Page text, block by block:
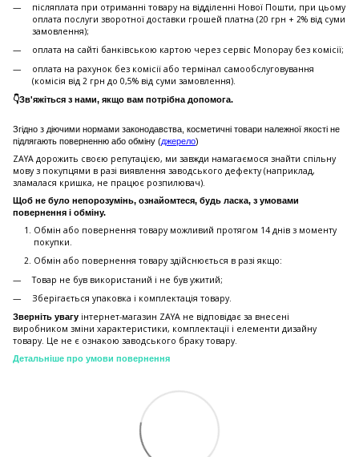
післяплата при отриманні товару на відділенні Нової Пошти, при цьому
оплата послуги зворотної доставки грошей платна (20 грн + 2% від суми
замовлення);
оплата на сайті банківською картою через сервіс Monopay без комісії;
оплата на рахунок без комісії або термінал самообслуговування
(комісія від 2 грн до 0,5% від суми замовлення).
👇Зв'яжіться з нами, якщо вам потрібна допомога.
Згідно з діючими нормами законодавства, косметичні товари належної якості не
підлягають поверненню або обміну (джерело)
ZAYA дорожить своєю репутацією, ми завжди намагаємося знайти спільну
мову з покупцями в разі виявлення заводського дефекту (наприклад,
зламалася кришка, не працює розпилювач).
Щоб не було непорозумінь, ознайомтеся, будь ласка, з умовами
повернення і обміну.
Обмін або повернення товару можливий протягом 14 днів з моменту
покупки.
Обмiн або повернення товару здійснюється в разі якщо:
Товар не був використаний і не був ужитий;
Зберiгається упаковка і комплектація товару.
Зверніть увагу інтернет-магазин ZAYA не відповідає за внесені
виробником зміни характеристики, комплектації і елементи дизайну
товару. Це не є ознакою заводського браку товару.
Детальніше про умови повернення